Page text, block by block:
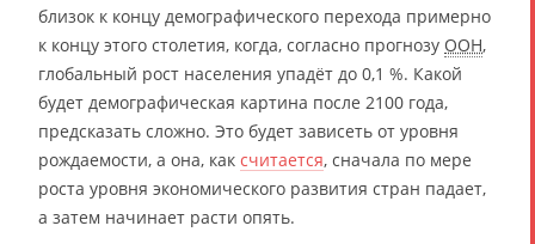
близок к концу демографического перехода примерно
к концу этого столетия, когда, согласно прогнозу ООН,
глобальный рост населения упадёт до 0,1 %. Какой
будет демографическая картина после 2100 года,
предсказать сложно. Это будет зависеть от уровня
рождаемости, а она, как считается, сначала по мере
роста уровня экономического развития стран падает,
а затем начинает расти опять.